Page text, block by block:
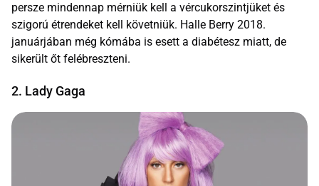
persze mindennap mérniük kell a vércukorszintjüket és
szigorú étrendeket kell követniük. Halle Berry 2018.
januárjában még kómába is esett a diabétesz miatt, de
sikerült őt felébreszteni.
2. Lady Gaga